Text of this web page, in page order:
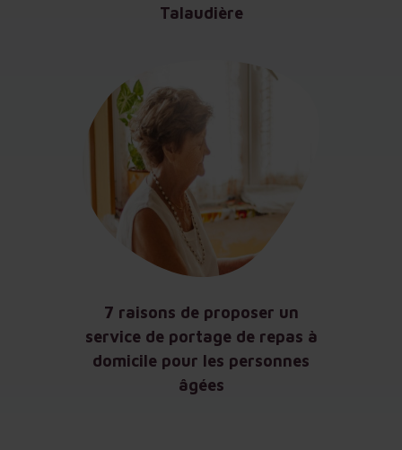
Talaudière
7 raisons de proposer un
service de portage de repas à
domicile pour les personnes
âgées